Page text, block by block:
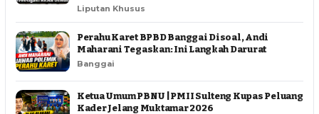
Liputan Khusus
Perahu Karet BPBD Banggai Disoal, Andi
Maharani Tegaskan: Ini Langkah Darurat
Banggai
Ketua Umum PBNU | PMII Sulteng Kupas Peluang
Kader Jelang Muktamar 2026